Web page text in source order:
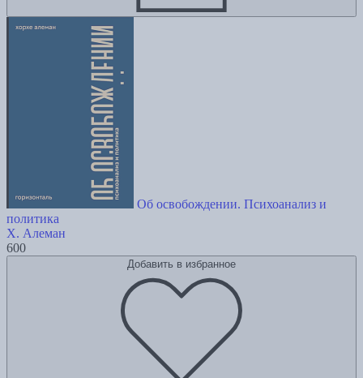
Об освобождении. Психоанализ и
политика
Х. Алеман
600
Добавить в избранное